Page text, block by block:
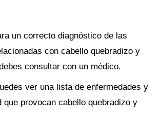
un correcto diagnóstico de las
con cabello quebradizo y
consultar con un médico.
ver una lista de enfermedades y
que provocan cabello quebradizo y